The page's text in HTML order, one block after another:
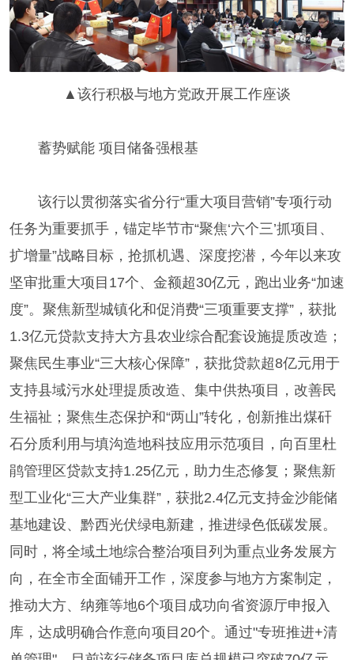
▲该行积极与地方党政开展工作座谈
蓄势赋能 项目储备强根基
该行以贯彻落实省分行“重大项目营销”专项行动
任务为重要抓手，锚定毕节市“聚焦‘六个三’抓项目、
扩增量”战略目标，抢抓机遇、深度挖潜，今年以来攻
坚审批重大项目17个、金额超30亿元，跑出业务“加速
度”。聚焦新型城镇化和促消费“三项重要支撑”，获批
1.3亿元贷款支持大方县农业综合配套设施提质改造；
聚焦民生事业“三大核心保障”，获批贷款超8亿元用于
支持县域污水处理提质改造、集中供热项目，改善民
生福祉；聚焦生态保护和“两山”转化，创新推出煤矸
石分质利用与填沟造地科技应用示范项目，向百里杜
鹃管理区贷款支持1.25亿元，助力生态修复；聚焦新
型工业化“三大产业集群”，获批2.4亿元支持金沙能储
基地建设、黔西光伏绿电新建，推进绿色低碳发展。
同时，将全域土地综合整治项目列为重点业务发展方
向，在全市全面铺开工作，深度参与地方方案制定，
推动大方、纳雍等地6个项目成功向省资源厅申报入
库，达成明确合作意向项目20个。通过"专班推进+清